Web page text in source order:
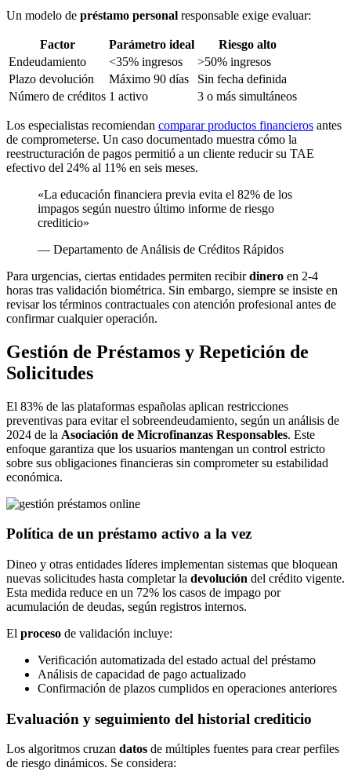
Un modelo de préstamo personal responsable exige evaluar:
Factor Parámetro ideal
Riesgo alto
Endeudamiento
<35% ingresos
>50% ingresos
Plazo devolución
Máximo 90 días
Sin fecha definida
Número de créditos 1 activo 3 o más simultáneos
Los especialistas recomiendan comparar productos financieros antes
de comprometerse. Un caso documentado muestra cómo la
reestructuración de pagos permitió a un cliente reducir su TAE
efectivo del 24% al 11% en seis meses.
«La educación financiera previa evita el 82% de los
impagos según nuestro último informe de riesgo
crediticio»
— Departamento de Análisis de Créditos Rápidos
Para urgencias, ciertas entidades permiten recibirdinero en 2-4
horas tras validación biométrica. Sin embargo, siempre se insiste en
revisar los términos contractuales con atención profesional antes de
confirmar cualquier operación.
Gestión de Préstamos y Repetición de
Solicitudes
El 83% de las plataformas españolas aplican restricciones
preventivas para evitar el sobreendeudamiento, según un análisis de
2024 de la Asociación de Microfinanzas Responsables. Este
enfoque garantiza que los usuarios mantengan un control estricto
sobre sus obligaciones financieras sin comprometer su estabilidad
económica.
Política de un préstamo activo a la vez
Dineo y otras entidades líderes implementan sistemas que bloquean
nuevas solicitudes hasta completar la devolución del crédito vigente.
Esta medida reduce en un 72% los casos de impago por
acumulación de deudas, según registros internos.
El proceso de validación incluye:
Verificación automatizada del estado actual del préstamo
Análisis de capacidad de pago actualizado
Confirmación de plazos cumplidos en operaciones anteriores
Evaluación y seguimiento del historial crediticio
Los algoritmos cruzan datos de múltiples fuentes para crear perfiles
de riesgo dinámicos. Se considera: